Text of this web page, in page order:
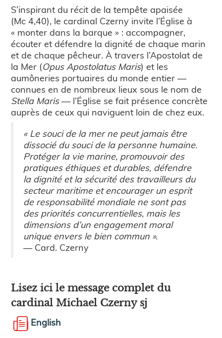
S’inspirant du récit de la tempête apaisée
(Mc 4,40), le cardinal Czerny invite l’Église à
« monter dans la barque » : accompagner,
écouter et défendre la dignité de chaque marin
et de chaque pêcheur. À travers l’Apostolat de
la Mer (Opus Apostolatus Maris) et les
aumôneries portuaires du monde entier —
connues en de nombreux lieux sous le nom de
Stella Maris— l’Église se fait présence concrète
auprès de ceux qui naviguent loin de chez eux.
« Le souci de la mer ne peut jamais être
dissocié du souci de la personne humaine.
Protéger la vie marine, promouvoir des
pratiques éthiques et durables, défendre
la dignité et la sécurité des travailleurs du
secteur maritime et encourager un esprit
de responsabilité mondiale ne sont pas
des priorités concurrentielles, mais les
dimensions d’un engagement moral
unique envers le bien commun ».
— Card. Czerny
Lisez ici le message complet du
cardinal Michael Czerny sj
English